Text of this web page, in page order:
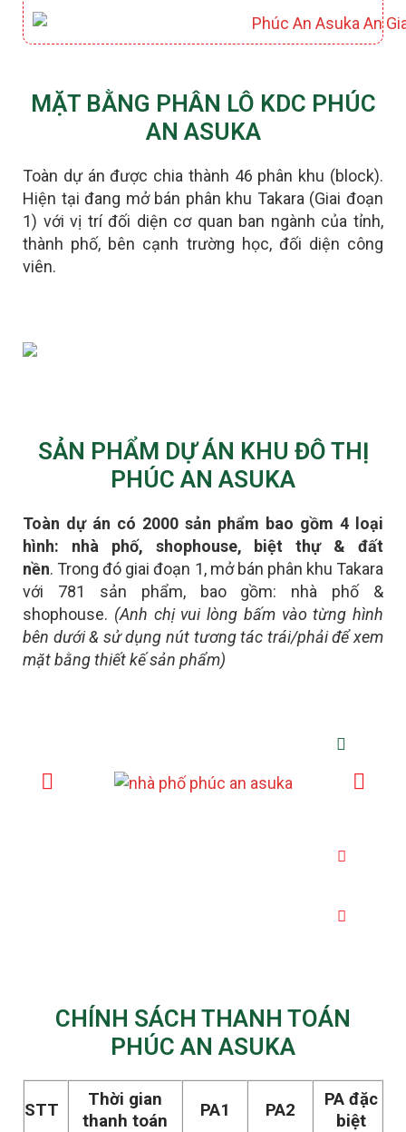
MẶT BẰNG PHÂN LÔ KDC PHÚC
AN ASUKA
Toàn dự án được chia thành 46 phân khu (block).
Hiện tại đang mở bán phân khu Takara (Giai đoạn
1) với vị trí đối diện cơ quan ban ngành của tỉnh,
thành phố, bên cạnh trường học, đối diện công
viên.
SẢN PHẨM DỰ ÁN KHU ĐÔ THỊ
PHÚC AN ASUKA
Toàn dự án có 2000 sản phẩm bao gồm 4 loại
hình: nhà phố, shophouse, biệt thự & đất
nền. Trong đó giai đoạn 1, mở bán phân khu Takara
với 781 sản phẩm, bao gồm: nhà phố &
shophouse. (Anh chị vui lòng bấm vào từng hình
bên dưới & sử dụng nút tương tác trái/phải để xem
mặt bằng thiết kế sản phẩm)
CHÍNH SÁCH THANH TOÁN
PHÚC AN ASUKA
STT
Thời gian
thanh toán
PA1 PA2
PA đặc
biệt